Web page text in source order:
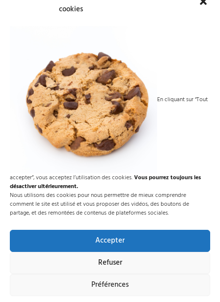
cookies
En cliquant sur “Tout
accepter”, vous acceptez l’utilisation des cookies.Vous pourrez toujours les
désactiver ultérieurement.
Nous utilisons des cookies pour nous permettre de mieux comprendre
comment le site est utilisé et vous proposer des vidéos, des boutons de
partage, et des remontées de contenus de plateformes sociales.
Accepter
Refuser
Préférences
producteurs » prévue par
Cette instance unique de gouvernance des filières à
responsabilité élargie des producteurs (REP) remplace les
commissions transversales et spécifiques des filières de
responsabilité élargie des producteurs.
Retrouvez l’article sur la commission inter-filières de
responsabilité élargie des producteurs
Catégories
Actu de la profession